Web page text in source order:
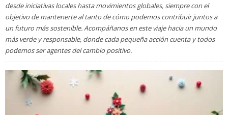
desde iniciativas locales hasta movimientos globales, siempre con el
objetivo de mantenerte al tanto de cómo podemos contribuir juntos a
un futuro más sostenible. Acompáñanos en este viaje hacia un mundo
más verde y responsable, donde cada pequeña acción cuenta y todos
podemos ser agentes del cambio positivo.